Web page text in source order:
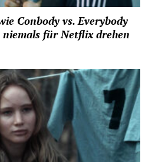
Conbody vs. Everybody
für Netflix drehen